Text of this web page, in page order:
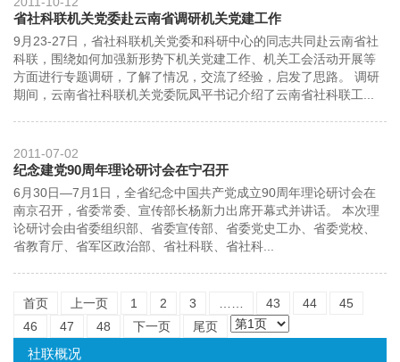
省社科联机关党委赴云南省调研机关党建工作
9月23-27日，省社科联机关党委和科研中心的同志共同赴云南省社
科联，围绕如何加强新形势下机关党建工作、机关工会活动开展等
方面进行专题调研，了解了情况，交流了经验，启发了思路。 调研
期间，云南省社科联机关党委阮凤平书记介绍了云南省社科联工...
2011-07-02
纪念建党90周年理论研讨会在宁召开
6月30日—7月1日，全省纪念中国共产党成立90周年理论研讨会在
南京召开，省委常委、宣传部长杨新力出席开幕式并讲话。 本次理
论研讨会由省委组织部、省委宣传部、省委党史工办、省委党校、
省教育厅、省军区政治部、省社科联、省社科...
首页 上一页 1 2 3 43 44
45
46
47 48 下一页 尾页
社联概况